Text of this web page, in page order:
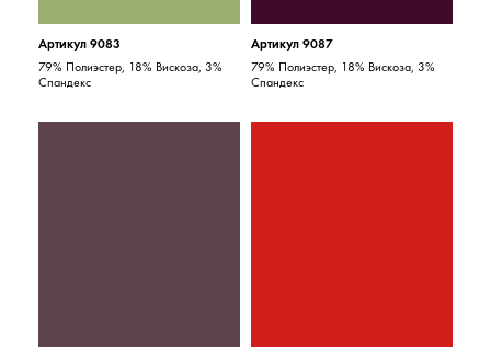
Артикул 9083
79% Полиэстер, 18% Вискоза, 3%
Спандекс
Артикул 9087
79% Полиэстер, 18% Вискоза, 3%
Спандекс